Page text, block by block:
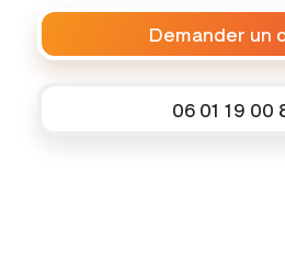
Demander un
06 01 19 00